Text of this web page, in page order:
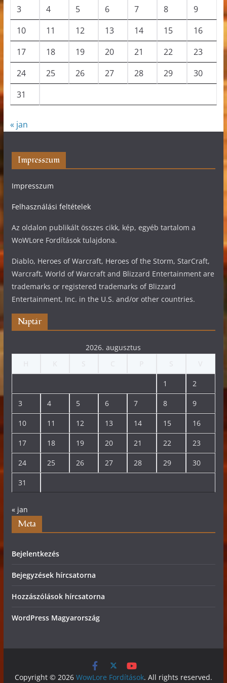
3
4 5 6 7 8
9
10
11 12 13 14 15
16
17
18 19 20 21 22
23
24
25 26 27 28 29
30
31
« jan
Impresszum
Impresszum
Felhasználási feltételek
Az oldalon publikált összes cikk, kép, egyéb tartalom a
WoWLore Fordítások tulajdona.
Diablo, Heroes of Warcraft, Heroes of the Storm, StarCraft,
Warcraft, World of Warcraft and Blizzard Entertainment are
trademarks or registered trademarks of Blizzard
Entertainment, Inc. in the U.S. and/or other countries.
Naptár
2026. augusztus
1 2
3 4 5 6 7 8 9
10 11 12 13 14 15 16
17 18 19 20 21 22 23
24 25 26 27 28 29 30
31
« jan
Meta
Bejelentkezés
Bejegyzések hírcsatorna
Hozzászólások hírcsatorna
WordPress Magyarország
Copyright © 2026 WowLore Fordítások. All rights reserved.